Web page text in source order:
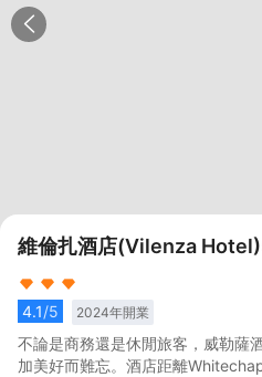
維倫扎酒店(Vilenza
4.1/5 2024年開業
不論是商務還是休閒旅客，威勒薩
加美好而難忘。酒店距離